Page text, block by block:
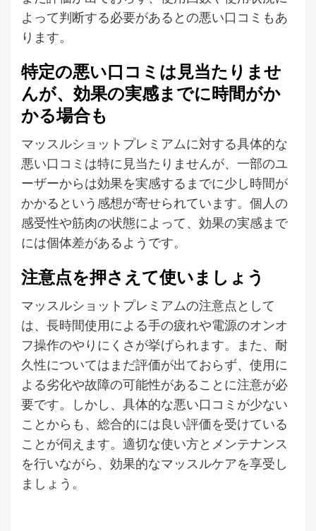
よって判断する必要があるとの悪い口コミもあ
ります。
特定の悪い口コミは見当たりませ
んが、効果の実感までに時間がか
かる場合も
マッスルショットプレミアムに対する具体的な
悪い口コミは特に見当たりませんが、一部のユ
ーザーからは効果を実感するまでに少し時間が
かかるという感想が寄せられています。個人の
感受性や筋肉の状態によって、効果の実感まで
には個体差があるようです。
注意点を押さえて使いましょう
マッスルショットプレミアムの注意点として
は、長時間使用による手の疲れや電源のオンオ
フ操作のやりにくさが挙げられます。また、耐
久性についてはまだ評価が出ておらず、使用に
よる劣化や故障の可能性があることに注意が必
要です。しかし、具体的な悪い口コミが少ない
ことからも、総合的には良い評価を受けている
ことが伺えます。適切な使い方とメンテナンス
を行いながら、効果的なマッスルケアを享受し
ましょう。